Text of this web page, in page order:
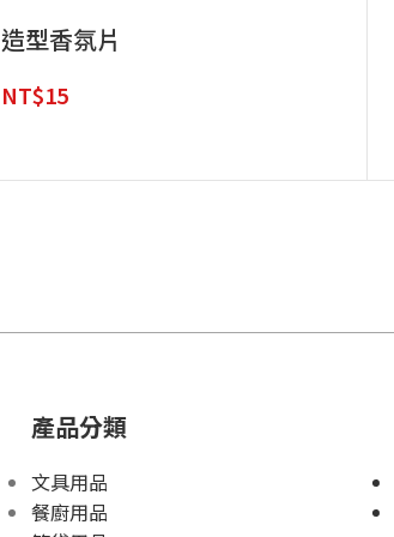
造型香氛片
NT$15
產品分類
文具用品
餐廚用品